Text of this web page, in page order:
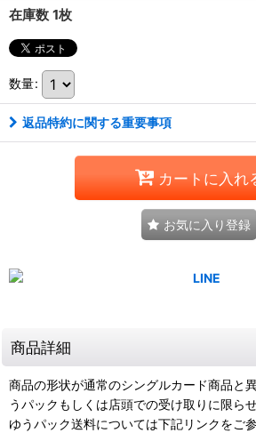
在庫数 1枚
数量:
返品特約に関する重要事項
カートに入れ
お気に入り登録
商品詳細
商品の形状が通常のシングルカード商品と
うパックもしくは店頭での受け取りに限ら
ゆうパック送料については下記リンクをご